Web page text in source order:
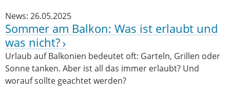
News: 26.05.2025
Sommer am Balkon: Was ist erlaubt und
was nicht?
Urlaub auf Balkonien bedeutet oft: Garteln, Grillen oder
Sonne tanken. Aber ist all das immer erlaubt? Und
worauf sollte geachtet werden?